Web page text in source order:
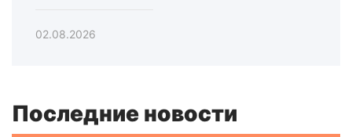
02.08.2026
Последние новости